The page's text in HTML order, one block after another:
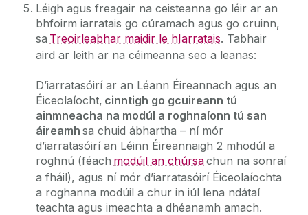
Léigh agus freagair na ceisteanna go léir ar an
bhfoirm iarratais go cúramach agus go cruinn,
sa Treoirleabhar maidir le hIarratais. Tabhair
aird ar leith ar na céimeanna seo a leanas:
D’iarratasóirí ar an Léann Éireannach agus an
Éiceolaíocht, cinntigh go gcuireann tú
ainmneacha na modúl a roghnaíonn tú san
áireamh sa chuid ábhartha – ní mór
d’iarratasóirí an Léinn Éireannaigh 2 mhodúl a
roghnú (féach modúil an chúrsachun na sonraí
a fháil), agus ní mór d’iarratasóirí Éiceolaíochta
a roghanna modúil a chur in iúl lena ndátaí
teachta agus imeachta a dhéanamh amach.